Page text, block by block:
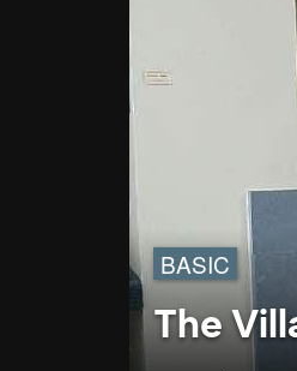
BASIC
The